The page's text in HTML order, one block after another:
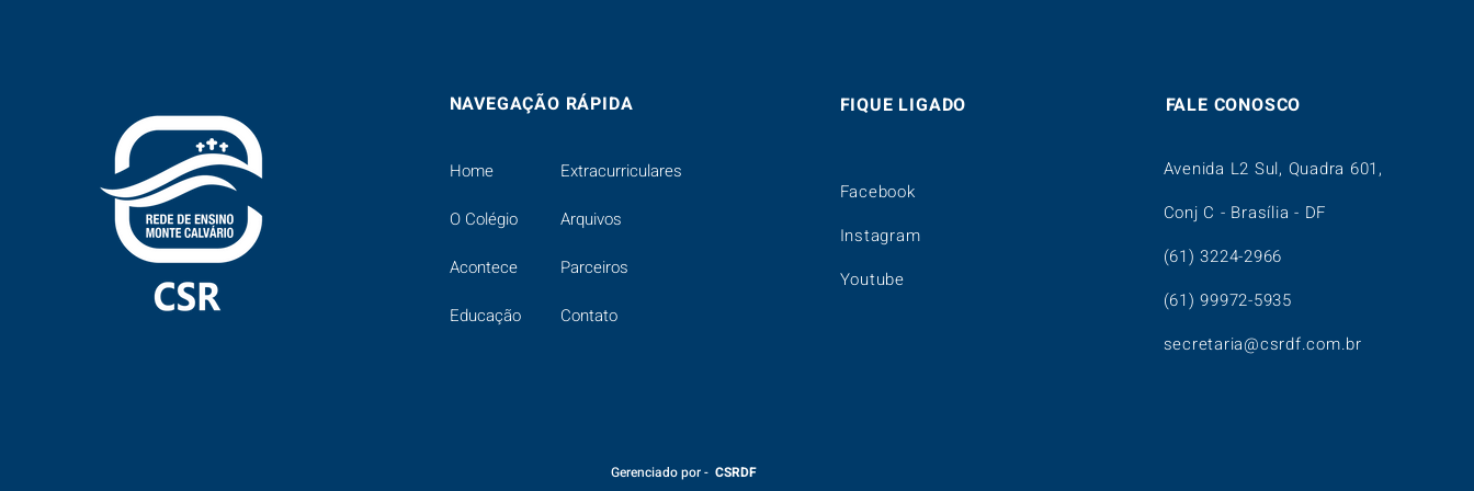
NAVEGAÇÃO RÁPIDA
Home
O Colégio
Acontece
Educação
Extracurriculares
Arquivos
Parceiros
Contato
FIQUE LIGADO
Facebook
Instagram
Youtube
FALE CONOSCO
Avenida L2 Sul, Quadra 601,
Conj C - Brasília - DF
(61) 3224-2966
(61) 99972-5935
secretaria@csrdf.com.br
Gerenciado por - CSRDF